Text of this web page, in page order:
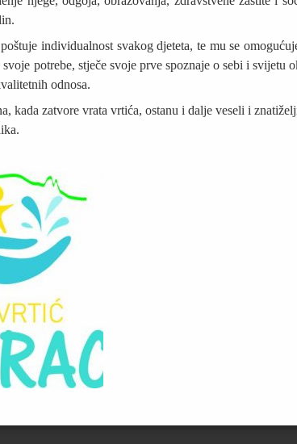
individualnost svakog djeteta, te mu se
potrebe, stječe svoje prve spoznaje o sebi i
odnosa.
kada zatvore vrata vrtića, ostanu i dalje veseli i